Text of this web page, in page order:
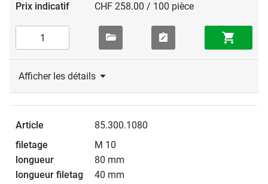
CHF 258.00 / 100 pièce
Afficher les détails
85.300.1080
M 10
80 mm
40 mm